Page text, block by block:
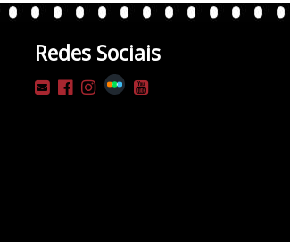
Redes Sociais